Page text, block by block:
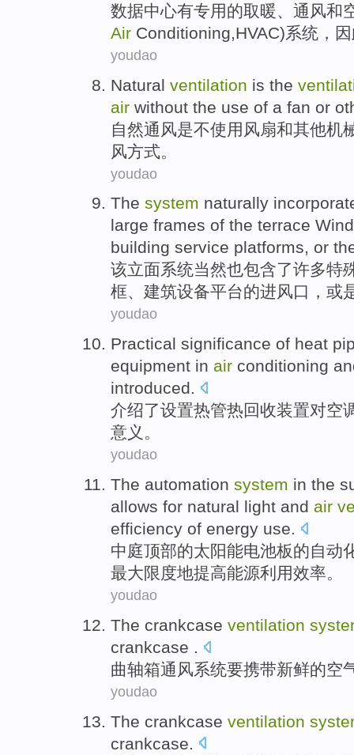
数据中心有专用的取暖、 通风和
Air Conditioning,HVAC)系统 ，
youdao
Natural ventilation is the
air without the use of a fan or
自然通风是不使用 风扇和其他机
风方式。
youdao
The system naturally
large frames of the terrace
building service platforms, or
该立面系统当然也包含了许多特
框、 建筑设备平台的进风口 ， 或
youdao
Practical significance of heat
equipment in air conditioning
introduced.
介绍了设置热管热回收装置对空
意义。
youdao
The automation system in the
allows for natural light and air
efficiency of energy use.
中庭顶部的太阳能电池板的自动
最大限度地提高能源利用效率。
youdao
The crankcase ventilation
crankcase .
曲轴箱通风系统要携带新鲜的空
youdao
The crankcase ventilation
crankcase.